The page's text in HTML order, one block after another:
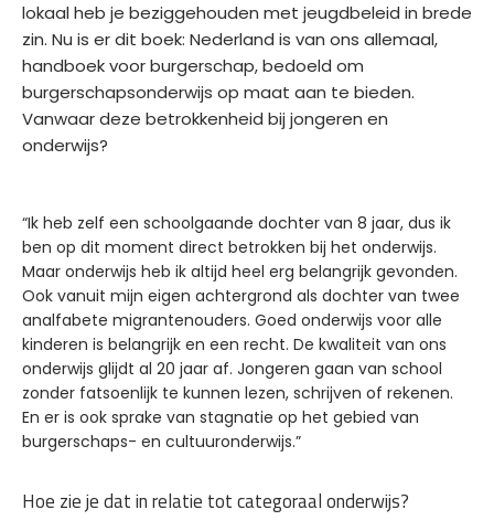
lokaal heb je beziggehouden met jeugdbeleid in brede
zin. Nu is er dit boek: Nederland is van ons allemaal,
handboek voor burgerschap, bedoeld om
burgerschapsonderwijs op maat aan te bieden.
Vanwaar deze betrokkenheid bij jongeren en
onderwijs?
“Ik heb zelf een schoolgaande dochter van 8 jaar, dus ik
ben op dit moment direct betrokken bij het onderwijs.
Maar onderwijs heb ik altijd heel erg belangrijk gevonden.
Ook vanuit mijn eigen achtergrond als dochter van twee
analfabete migrantenouders. Goed onderwijs voor alle
kinderen is belangrijk en een recht. De kwaliteit van ons
onderwijs glijdt al 20 jaar af. Jongeren gaan van school
zonder fatsoenlijk te kunnen lezen, schrijven of rekenen.
En er is ook sprake van stagnatie op het gebied van
burgerschaps- en cultuuronderwijs.”
Hoe zie je dat in relatie tot categoraal onderwijs?